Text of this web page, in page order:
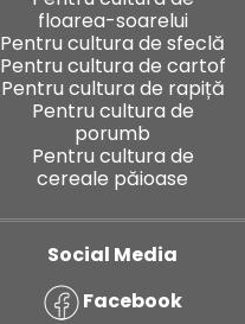
floarea-soarelui
Pentru cultura de sfeclă
Pentru cultura de cartof
Pentru cultura de rapiță
Pentru cultura de
porumb
Pentru cultura de
cereale păioase
Social Media
Facebook